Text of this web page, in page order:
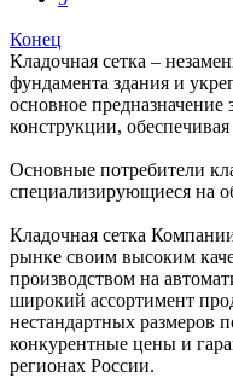
Конец
Кладочная сетка –
фундамента здания и
основное предназначение
конструкции,
Основные потребители
специализирующиеся на
Кладочная сетка
рынке своим высоким
производством на
широкий ассортимент
нестандартных размеров
конкурентные цены и
регионах России.